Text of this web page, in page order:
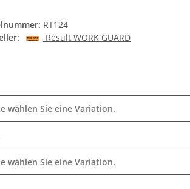
RT124
Result WORK GUARD
wählen Sie eine Variation.
wählen Sie eine Variation.